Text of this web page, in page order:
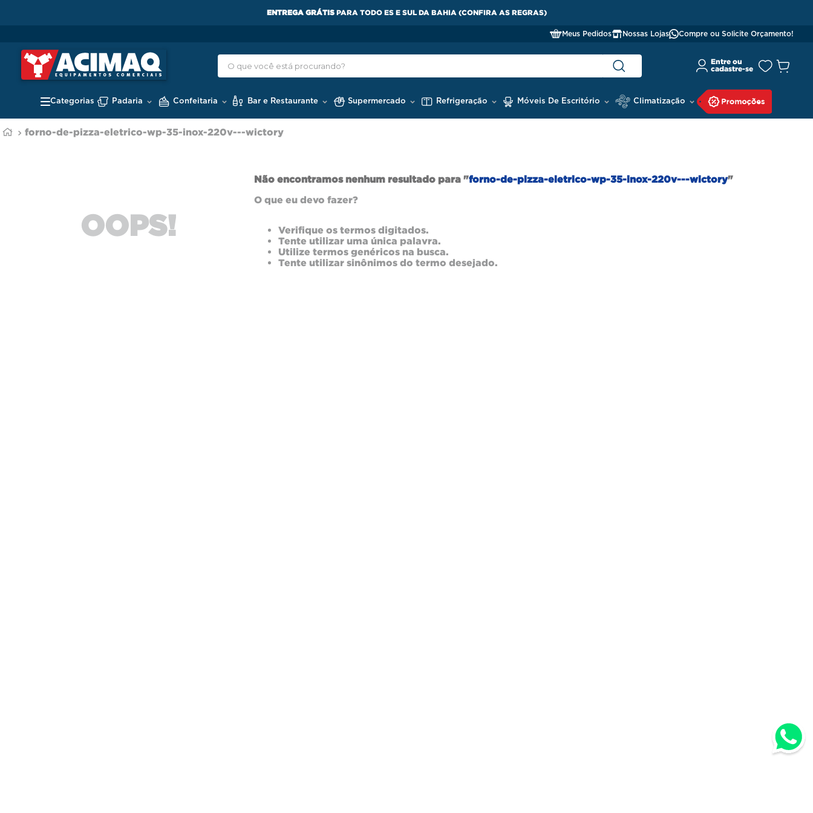
ENTREGA GRÁTISPARA TODO ES E SUL DA BAHIA (CONFIRA AS REGRAS)
Meus Pedidos Nossas Lojas Compre ou Solicite Orçamento!
Padaria Confeitaria Bar e Restaurante Supermercado Refrigeração Móveis De Escritório Climatização
forno-de-pizza-eletrico-wp-35-inox-220v---wictory
OOPS!
Não encontramos nenhum resultado para "forno-de-pizza-eletrico-wp-35-inox-220v---wictory"
O que eu devo fazer?
Verifique os termos digitados.
Tente utilizar uma única palavra.
Utilize termos genéricos na busca.
Tente utilizar sinônimos do termo desejado.